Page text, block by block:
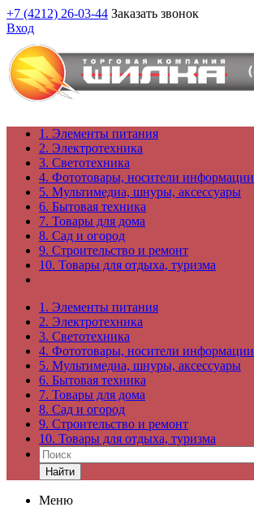
+7 (4212) 26-03-44 Заказать звонок
Вход
1. Элементы питания
2. Электротехника
3. Светотехника
4. Фототовары, носители информации
5. Мультимедиа, шнуры, аксессуары
6. Бытовая техника
7. Товары для дома
8. Сад и огород
9. Строительство и ремонт
10. Товары для отдыха, туризма
1. Элементы питания
2. Электротехника
3. Светотехника
4. Фототовары, носители информации
5. Мультимедиа, шнуры, аксессуары
6. Бытовая техника
7. Товары для дома
8. Сад и огород
9. Строительство и ремонт
10. Товары для отдыха, туризма
Найти
Меню